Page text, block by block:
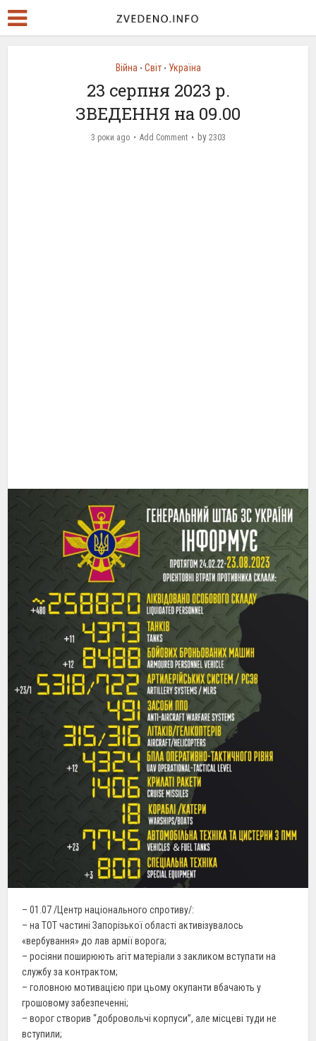
Війна • Світ • Україна
23 серпня 2023 р.
ЗВЕДЕННЯ на 09.00
3 роки ago Add Comment by 2303
– 01.07 /Центр національного спротиву/:
– на ТОТ частині Запорізької області активізувалось
«вербування» до лав армії ворога;
– росіяни поширюють агіт матеріали з закликом вступати на
службу за контрактом;
– головною мотивацією при цьому окупанти вбачають у
грошовому забезпеченні;
– ворог створив “добровольчі корпуси”, але місцеві туди не
вступили;